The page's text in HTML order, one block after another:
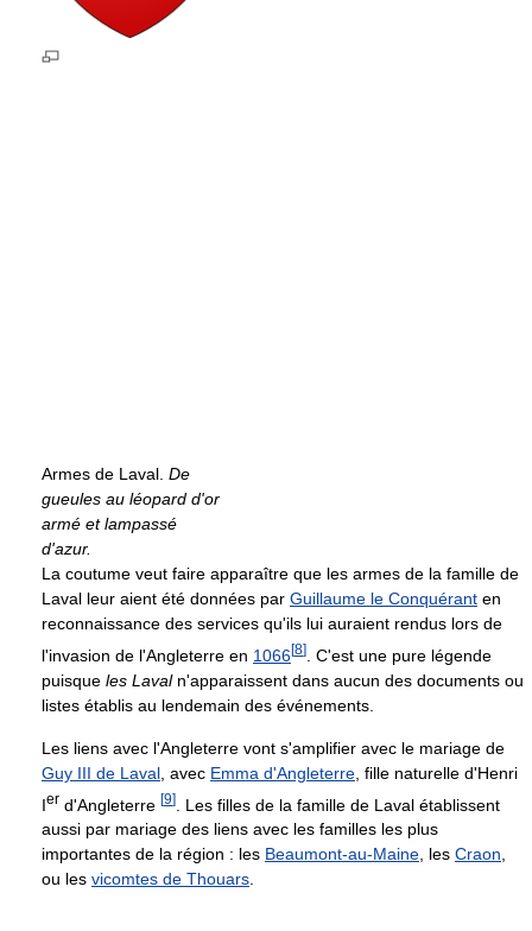
Armes de Laval. De
gueules au léopard d'or
armé et lampassé
d'azur.
La coutume veut faire apparaître que les armes de la famille de
Laval leur aient été données par Guillaume le Conquérant en
reconnaissance des services qu'ils lui auraient rendus lors de
l'invasion de l'Angleterre en 1066[8]
. C'est une pure légende
puisque les Lavaln'apparaissent dans aucun des documents ou
listes établis au lendemain des événements.
Les liens avec l'Angleterre vont s'amplifier avec le mariage de
Guy III de Laval , avec Emma d'Angleterre , fille naturelle d'Henri
Ier d'Angleterre [9]
. Les filles de la famille de Laval établissent
aussi par mariage des liens avec les familles les plus
importantes de la région : les Beaumont-au-Maine, les Craon,
ou les vicomtes de Thouars.